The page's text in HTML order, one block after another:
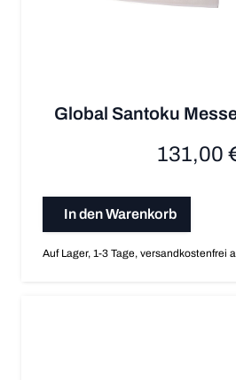
Global Santoku
131,00
In den Warenkorb
Auf Lager, 1-3 Tage, versandkostenfrei